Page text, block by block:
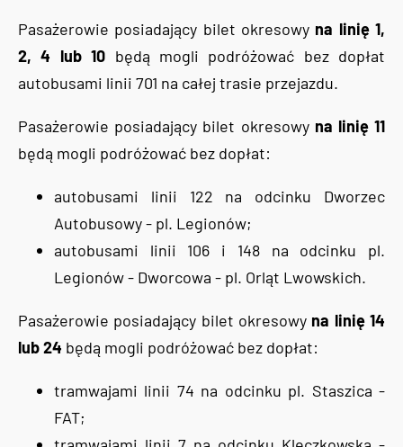
Pasażerowie posiadający bilet okresowy na linię 1,
2, 4 lub 10 będą mogli podróżować bez dopłat
autobusami linii 701 na całej trasie przejazdu.
Pasażerowie posiadający bilet okresowyna linię 11
będą mogli podróżować bez dopłat:
autobusami linii 122 na odcinku Dworzec
Autobusowy - pl. Legionów;
autobusami linii 106 i 148 na odcinku pl.
Legionów - Dworcowa - pl. Orląt Lwowskich.
Pasażerowie posiadający bilet okresowy na linię 14
lub 24 będą mogli podróżować bez dopłat:
tramwajami linii 74 na odcinku pl. Staszica -
FAT;